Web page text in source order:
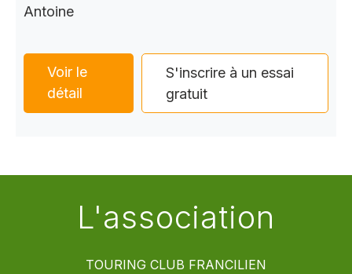
Antoine
Voir le
détail
S'inscrire à un essai
gratuit
L'association
TOURING CLUB FRANCILIEN